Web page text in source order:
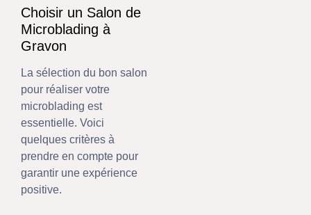
Choisir un Salon de
Microblading à
Gravon
La sélection du bon salon
pour réaliser votre
microblading est
essentielle. Voici
quelques critères à
prendre en compte pour
garantir une expérience
positive.